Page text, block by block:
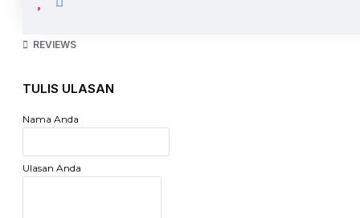
- Ukuran drat dalam 26mm
REVIEWS
TULIS ULASAN
Nama Anda
Ulasan Anda